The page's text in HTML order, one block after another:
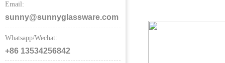
Email:
sunny@sunnyglassware.com
Whatsapp/Wechat:
+86 13534256842